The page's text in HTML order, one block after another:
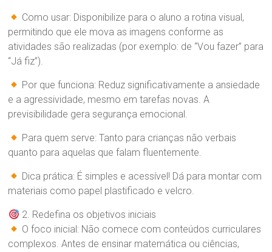
Como usar: Disponibilize para o aluno a rotina visual,
permitindo que ele mova as imagens conforme as
atividades são realizadas (por exemplo: de “Vou fazer” para
“Já fiz”).
Por que funciona: Reduz significativamente a ansiedade
e a agressividade, mesmo em tarefas novas. A
previsibilidade gera segurança emocional.
Para quem serve: Tanto para crianças não verbais
quanto para aquelas que falam fluentemente.
Dica prática: É simples e acessível! Dá para montar com
materiais como papel plastificado e velcro.
2. Redefina os objetivos iniciais
O foco inicial: Não comece com conteúdos curriculares
complexos. Antes de ensinar matemática ou ciências,